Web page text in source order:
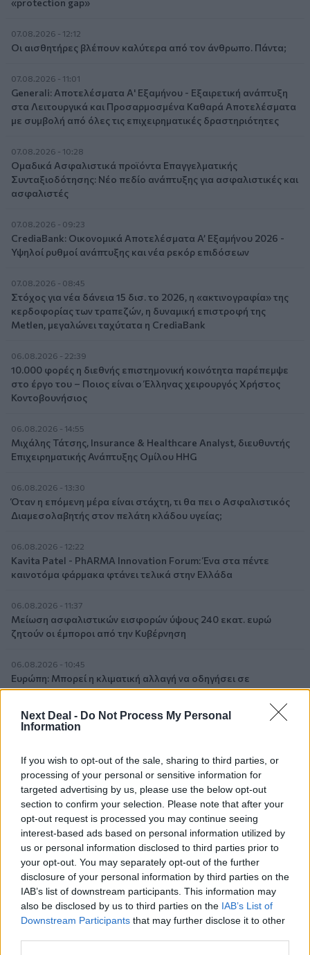
Next Deal - Do Not Process My Personal
Information
If you wish to opt-out of the sale, sharing to third parties, or
processing of your personal or sensitive information for
targeted advertising by us, please use the below opt-out
section to confirm your selection. Please note that after your
opt-out request is processed you may continue seeing
interest-based ads based on personal information utilized by
us or personal information disclosed to third parties prior to
your opt-out. You may separately opt-out of the further
disclosure of your personal information by third parties on the
IAB’s list of downstream participants. This information may
also be disclosed by us to third parties on the IAB’s List of
Downstream Participants that may further disclose it to other
«protection gap»
07.08.2026 - 12:12
Οι αισθητήρες βλέπουν καλύτερα από τον άνθρωπο. Πάντα;
07.08.2026 - 11:01
Generali: Αποτελέσματα Α' Εξαμήνου - Εξαιρετική ανάπτυξη
στα Λειτουργικά και Προσαρμοσμένα Καθαρά Αποτελέσματα
με συμβολή από όλες τις επιχειρηματικές δραστηριότητες
07.08.2026 - 10:28
Ομαδικά Ασφαλιστικά προϊόντα Επαγγελματικής
Συνταξιοδότησης: Νέο πεδίο ανάπτυξης για ασφαλιστικές και
ασφαλιστές
07.08.2026 - 09:23
CrediaBank: Οικονομικά Αποτελέσματα A’ Εξαμήνου 2026 -
Υψηλοί ρυθμοί ανάπτυξης και νέα ρεκόρ επιδόσεων
07.08.2026 - 08:45
Στόχος για νέα δάνεια 15 δισ. το 2026, η «ακτινογραφία» της
κερδοφορίας των τραπεζών, η δυναμική επιστροφή της
Metlen, μεγαλώνει ταχύτατα η CrediaBank
06.08.2026 - 22:39
10.000 φορές η διεθνής επιστημονική κοινότητα παρέπεμψε
στο έργο του – Ποιος είναι ο Έλληνας χειρουργός Χρήστος
Κοντοβουνήσιος
06.08.2026 - 14:55
Μιχάλης Τάτσης, Insurance & Healthcare Analyst, διευθυντής
Επιχειρηματικής Ανάπτυξης Ομίλου HHG
06.08.2026 - 13:30
Όταν η επόμενη μέρα είναι στάχτη, τι θα πει ο Ασφαλιστικός
Διαμεσολαβητής στον πελάτη κλάδου υγείας;
06.08.2026 - 12:22
Kavita Patel - PhARMA Innovation Forum: Ένα στα πέντε
καινοτόμα φάρμακα φτάνει τελικά στην Ελλάδα
06.08.2026 - 11:37
Μείωση ασφαλιστικών εισφορών ύψους 240 εκατ. ευρώ
ζητούν οι έμποροι από την Κυβέρνηση
06.08.2026 - 10:45
Ευρώπη: Μπορεί η κλιματική αλλαγή να οδηγήσει σε
ενεργειακή κρίση;
06.08.2026 - 09:15
06.08.2026 - 08:40
Η γαλλική «ψήφος» στο «καλώδιο» και τα συμφέροντα, οι
ελληνικές τράπεζες «πρωταθλήτριες» στα δάνεια, νέο deal
Βαρδινογιάννη- Εξάρχου και ο διπλασιασμός των κερδών της
ΔΕΗ
05.08.2026 - 13:37
Randy Schekman, Νομπελίστας Ιατρικής: «Σε πέντε χρόνια
μπορεί να έχουμε θεραπεία που αναστέλλει την εξέλιξη του
Πάρκινσον»
Ε.Ε και παράνομη μετανάστευση: προτάσεις και δράσεις με